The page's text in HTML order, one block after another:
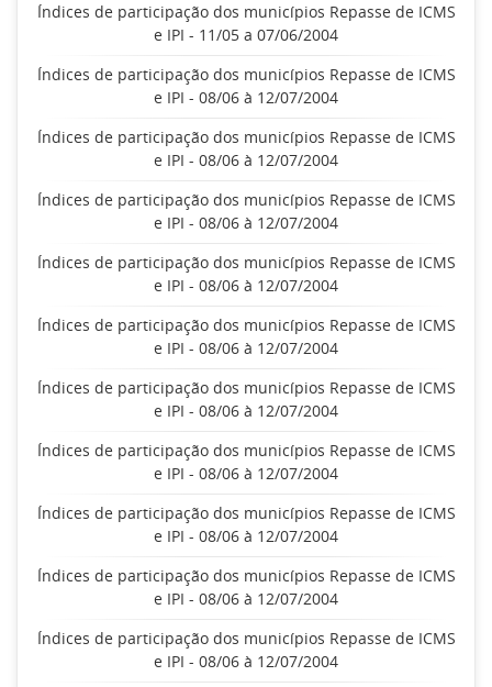
Índices de participação dos municípios Repasse de ICMS
e IPI - 11/05 a 07/06/2004
Índices de participação dos municípios Repasse de ICMS
e IPI - 08/06 à 12/07/2004
Índices de participação dos municípios Repasse de ICMS
e IPI - 08/06 à 12/07/2004
Índices de participação dos municípios Repasse de ICMS
e IPI - 08/06 à 12/07/2004
Índices de participação dos municípios Repasse de ICMS
e IPI - 08/06 à 12/07/2004
Índices de participação dos municípios Repasse de ICMS
e IPI - 08/06 à 12/07/2004
Índices de participação dos municípios Repasse de ICMS
e IPI - 08/06 à 12/07/2004
Índices de participação dos municípios Repasse de ICMS
e IPI - 08/06 à 12/07/2004
Índices de participação dos municípios Repasse de ICMS
e IPI - 08/06 à 12/07/2004
Índices de participação dos municípios Repasse de ICMS
e IPI - 08/06 à 12/07/2004
Índices de participação dos municípios Repasse de ICMS
e IPI - 08/06 à 12/07/2004